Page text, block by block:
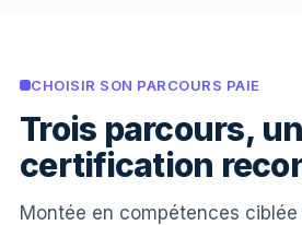
CHOISIR SON PARCOURS PAIE
Trois parcours,
certification
Montée en compétences